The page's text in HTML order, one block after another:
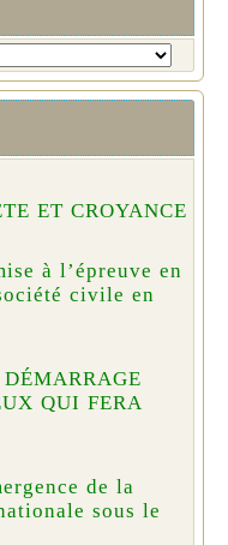
ET CROYANCE
à l’épreuve en
civile en
QUI FERA
de la
sous le